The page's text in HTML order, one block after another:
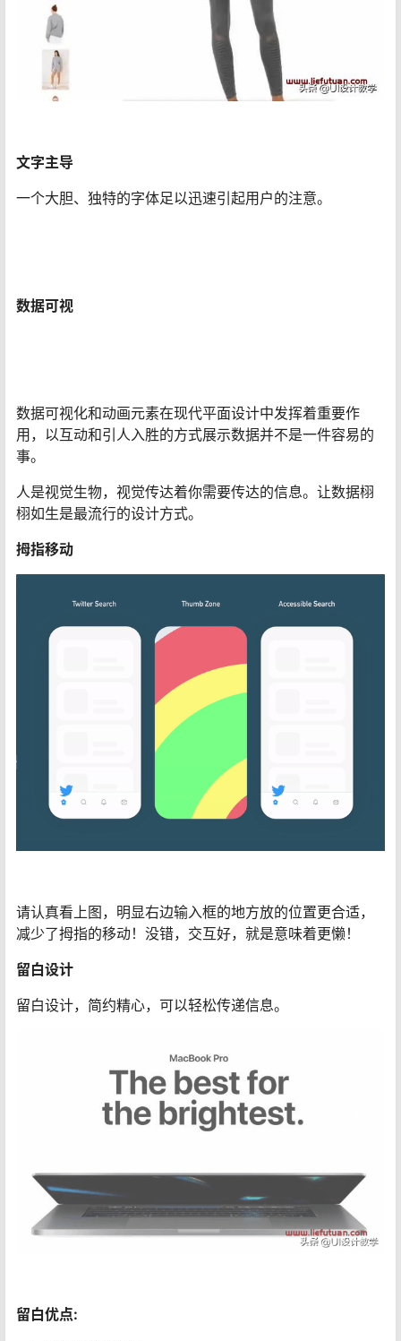
文字主导
一个大胆、独特的字体足以迅速引起用户的注意。
数据可视
数据可视化和动画元素在现代平面设计中发挥着重要作
用，以互动和引人入胜的方式展示数据并不是一件容易的
事。
人是视觉生物，视觉传达着你需要传达的信息。让数据栩
栩如生是最流行的设计方式。
拇指移动
请认真看上图，明显右边输入框的地方放的位置更合适，
减少了拇指的移动！没错，交互好，就是意味着更懒！
留白设计
留白设计，简约精心，可以轻松传递信息。
留白优点: